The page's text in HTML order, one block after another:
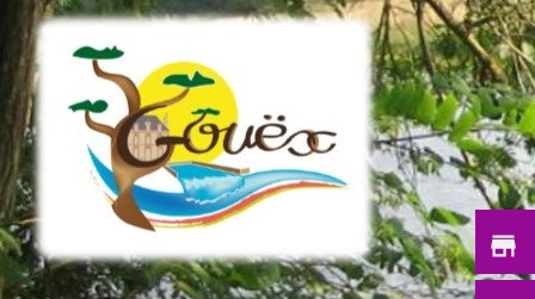
store